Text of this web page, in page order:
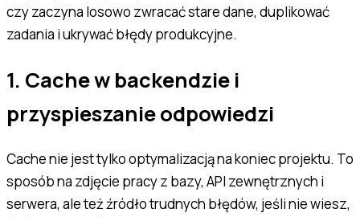
czy zaczyna losowo zwracać stare dane, duplikować
zadania i ukrywać błędy produkcyjne.
1. Cache w backendzie i
przyspieszanie odpowiedzi
Cache nie jest tylko optymalizacją na koniec projektu. To
sposób na zdjęcie pracy z bazy, API zewnętrznych i
serwera, ale też źródło trudnych błędów, jeśli nie wiesz,